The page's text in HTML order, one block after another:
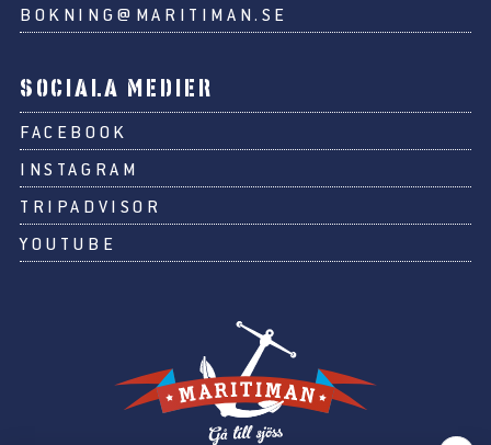
BOKNING@MARITIMAN.SE
SOCIALA MEDIER
FACEBOOK
INSTAGRAM
TRIPADVISOR
YOUTUBE